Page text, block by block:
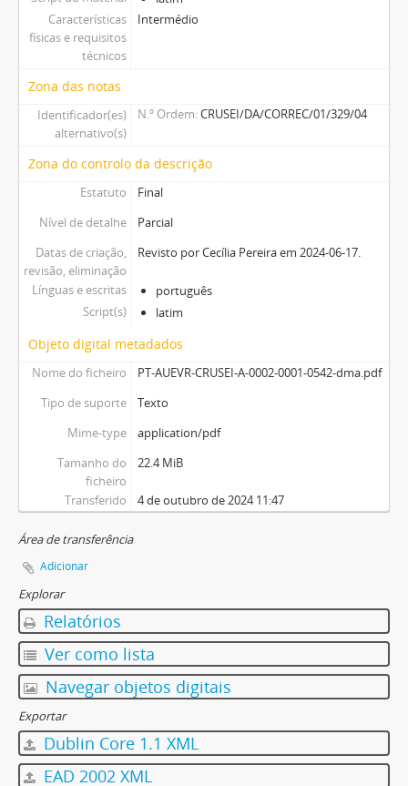
Características
físicas e requisitos
técnicos
Intermédio
Zona das notas
Identificador(es)
alternativo(s)
N.º Ordem CRUSEI/DA/CORREC/01/329/04
Zona do controlo da descrição
Estatuto
Final
Nível de detalhe
Parcial
Datas de criação,
revisão, eliminação
Revisto por Cecília Pereira em 2024-06-17.
Línguas e escritas
português
Script(s)
latim
Objeto digital metadados
Nome do ficheiro
PT-AUEVR-CRUSEI-A-0002-0001-0542-dma.pdf
Tipo de suporte
Texto
Mime-type
application/pdf
Tamanho do
ficheiro
22.4 MiB
Transferido 4 de outubro de 2024 11:47
Área de transferência
Adicionar
Explorar
Relatórios
Ver como lista
Navegar objetos digitais
Exportar
Dublin Core 1.1 XML
EAD 2002 XML